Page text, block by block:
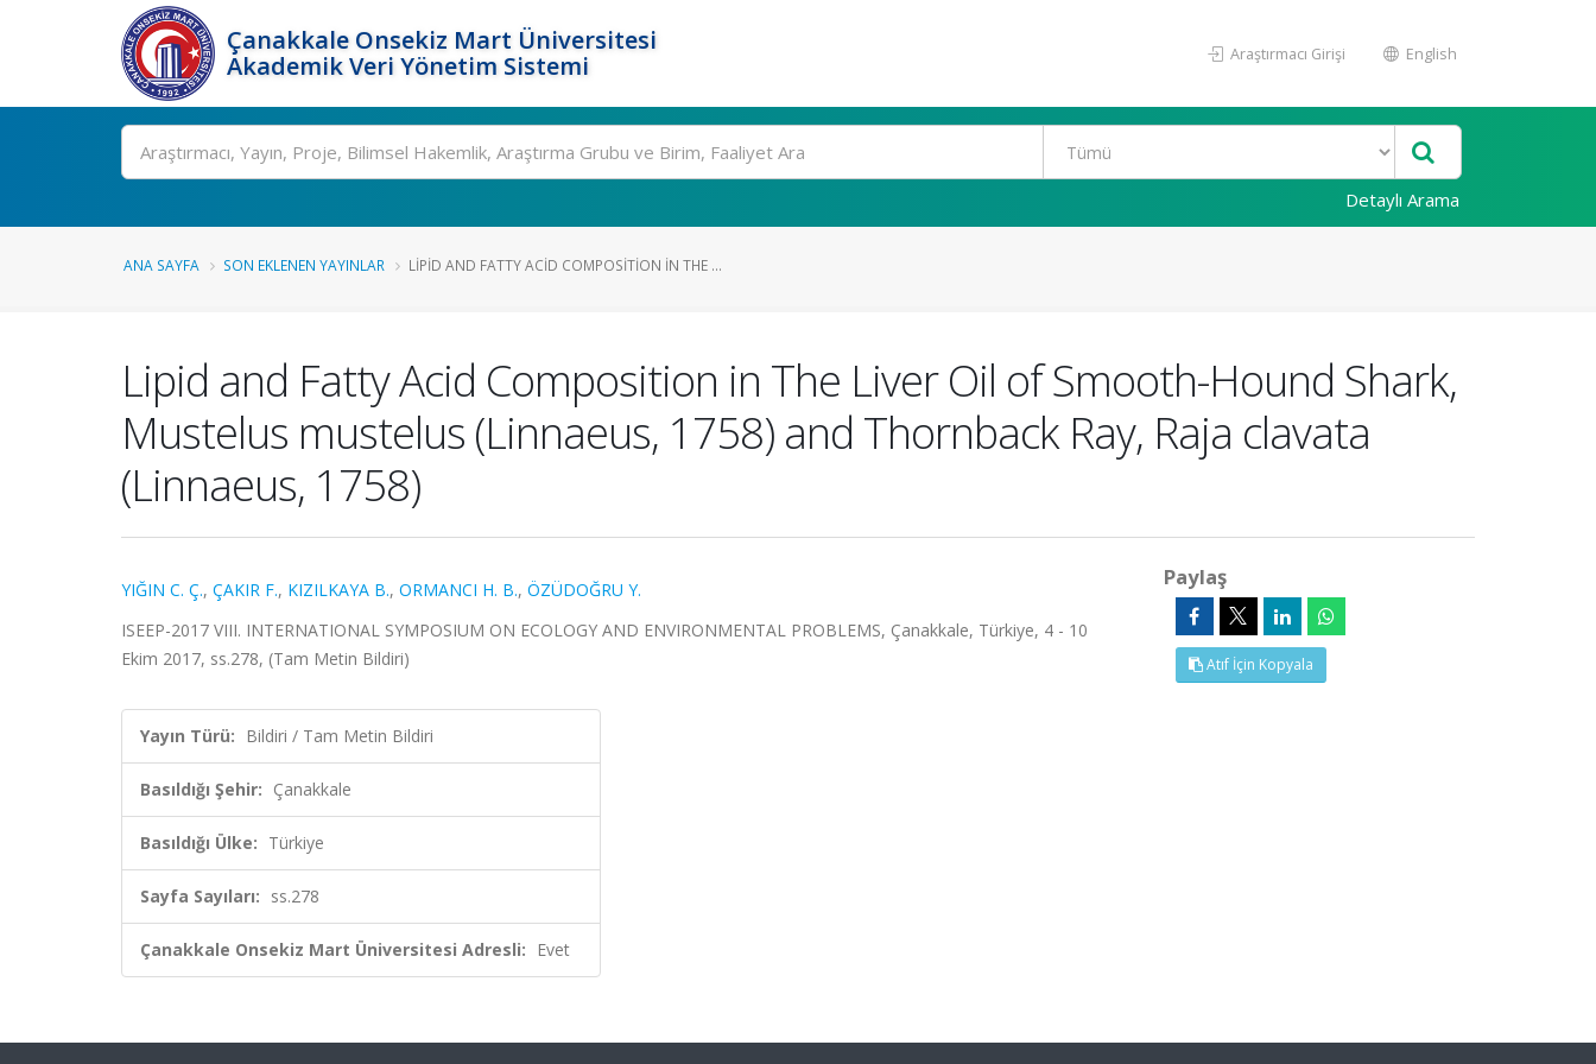
Çanakkale Onsekiz Mart Üniversitesi
Akademik Veri Yönetim Sistemi
Araştırmacı Girişi English
Ara
Detaylı Arama
ANA SAYFA SON EKLENEN YAYINLAR LIPID AND FATTY ACID COMPOSITION IN THE ...
Lipid and Fatty Acid Composition in The Liver Oil of Smooth-Hound Shark,
Mustelus mustelus (Linnaeus, 1758) and Thornback Ray, Raja clavata
(Linnaeus, 1758)
YIĞIN C. Ç., ÇAKIR F., KIZILKAYA B., ORMANCI H. B., ÖZÜDOĞRU Y.
ISEEP-2017 VIII. INTERNATIONAL SYMPOSIUM ON ECOLOGY AND ENVIRONMENTAL PROBLEMS, Çanakkale, Türkiye, 4 - 10
Ekim 2017, ss.278, (Tam Metin Bildiri)
Yayın Türü: Bildiri / Tam Metin Bildiri
Basıldığı Şehir: Çanakkale
Basıldığı Ülke: Türkiye
Sayfa Sayıları: ss.278
Çanakkale Onsekiz Mart Üniversitesi Adresli: Evet
Paylaş
Atıf İçin Kopyala